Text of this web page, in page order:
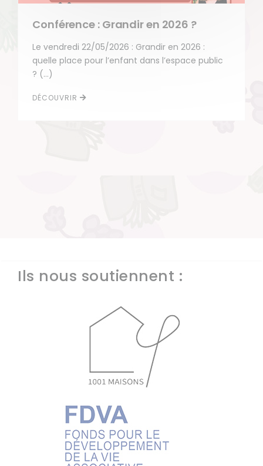
Conférence : Grandir en 2026 ?
Le vendredi 22/05/2026 : Grandir en 2026 :
quelle place pour l’enfant dans l’espace public
? (…)
DÉCOUVRIR
Ils nous soutiennent :